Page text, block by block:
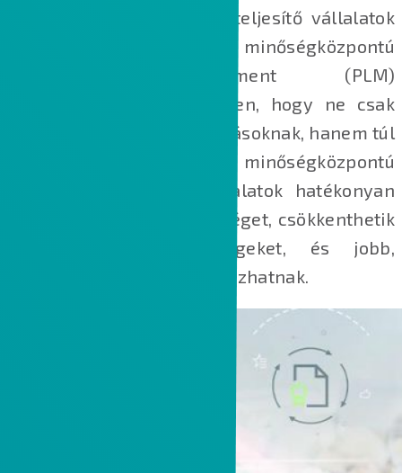
alkalmazzák a legjobban teljesítő vállalatok
az átfogó, minőségközpontú
termékéletciklus‑menedzsment (PLM)
stratégiát annak érdekében, hogy ne csak
megfeleljenek ügyfél­elvárásoknak, hanem túl
is szárnyalják azokat. A minőségközpontú
PLM segítségével a vállalatok hatékonyan
javíthatják a termékminőséget, csökkenthetik
az üzemeltetési költségeket, és jobb,
adatvezérelt döntéseket hozhatnak.